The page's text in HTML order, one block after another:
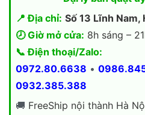
📍 Địa chỉ: Số 13 Lĩnh Nam,
🕗 Giờ mở cửa: 8h sáng –
📞 Điện thoại/Zalo:
0972.80.6638 •
0932.385.388
🚚 FreeShip nội thành Hà